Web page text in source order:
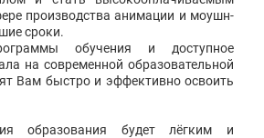
производства анимации и моушн-
сроки.
обучения и доступное
на современной образовательной
Вам быстро и эффективно освоить
образования будет лёгким и